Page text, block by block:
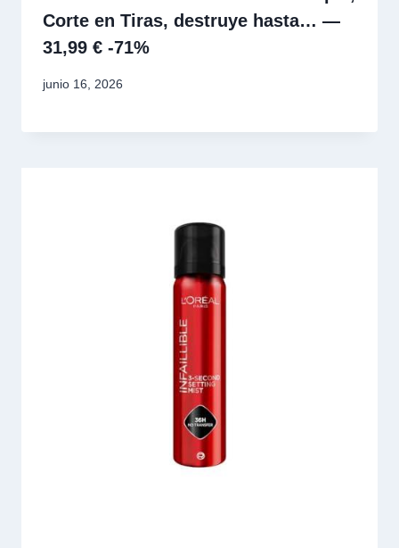
Corte en Tiras, destruye hasta… —
31,99 € -71%
junio 16, 2026